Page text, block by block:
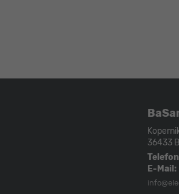
36433
E-Mail: